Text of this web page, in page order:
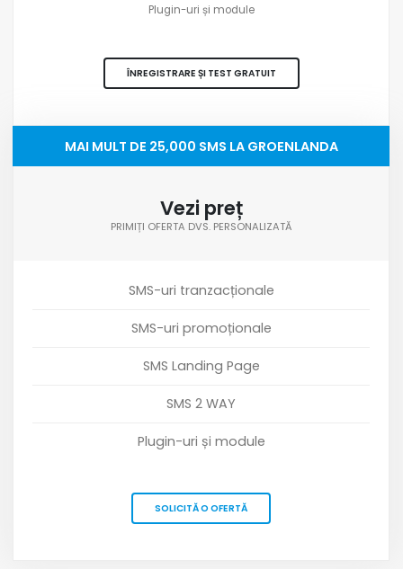
Plugin-uri și module
ÎNREGISTRARE ȘI TEST GRATUIT
MAI MULT DE 25,000 SMS LA GROENLANDA
Vezi preț
PRIMIȚI OFERTA DVS. PERSONALIZATĂ
SMS-uri tranzacționale
SMS-uri promoționale
SMS Landing Page
SMS 2 WAY
Plugin-uri și module
SOLICITĂ O OFERTĂ